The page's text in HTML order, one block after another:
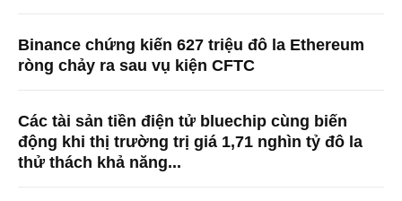
Binance chứng kiến ​​627 triệu đô la Ethereum
ròng chảy ra sau vụ kiện CFTC
Các tài sản tiền điện tử bluechip cùng biến
động khi thị trường trị giá 1,71 nghìn tỷ đô la
thử thách khả năng...